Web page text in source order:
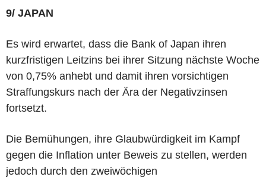
9/ JAPAN
Es wird erwartet, dass die Bank of Japan ihren
kurzfristigen Leitzins bei ihrer Sitzung nächste Woche
von 0,75% anhebt und damit ihren vorsichtigen
Straffungskurs nach der Ära der Negativzinsen
fortsetzt.
Die Bemühungen, ihre Glaubwürdigkeit im Kampf
gegen die Inflation unter Beweis zu stellen, werden
jedoch durch den zweiwöchigen